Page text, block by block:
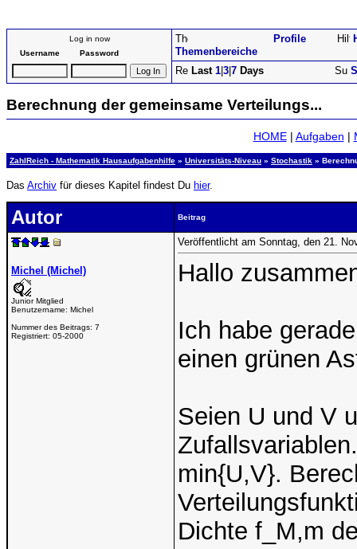
Log in now
Username
Password Themenbereiche
Profile
Last 1 3 7 Days
Berechnung der gemeinsame Verteilungs...
HOME| Aufgaben |
ZahlReich - Mathematik Hausaufgabenhilfe » Universitäts-Niveau » Stochastik »
Das Archiv für dieses Kapitel findest Du hier.
Autor Beitrag
Michel (Michel)
Junior Mitglied
Benutzername: Michel
Nummer des Beitrags: 7
Registriert: 05-2000
Veröffentlicht am Sonntag, den 21.
Hallo
Ich habe
einen grünen
Seien U und V
min{U,V}.
Dichte f_M,m